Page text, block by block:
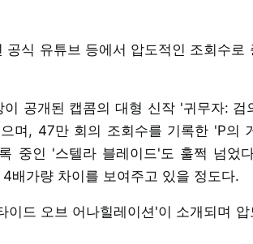
식 유튜브 등에서 압도적인 조회수로
공개된 캡콤의 대형 신작 '귀무자: 검
며, 47만 회의 조회수를 기록한 'P의
중인 '스텔라 블레이드'도 훌쩍 넘었
배가량 차이를 보여주고 있을 정도다.
드 오브 어나힐레이션'이 소개되며 압